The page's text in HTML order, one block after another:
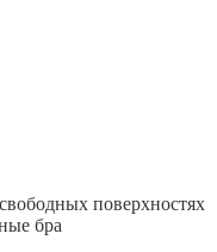
поверхностях
бра